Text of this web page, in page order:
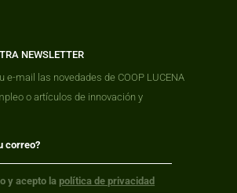
NEWSLETTER
e-mail las novedades de COOP LUCENA
o artículos de innovación y
y acepto la política de privacidad